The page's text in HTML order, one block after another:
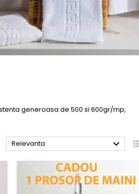
generoasa de 500 si 600gr/mp,
Relevanta 